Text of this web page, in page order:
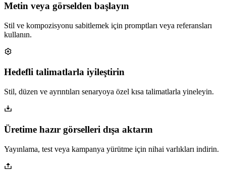
Metin veya görselden başlayın
Stil ve kompozisyonu sabitlemek için promptları veya referansları
kullanın.
Hedefli talimatlarla iyileştirin
Stil, düzen ve ayrıntıları senaryoya özel kısa talimatlarla yineleyin.
Üretime hazır görselleri dışa aktarın
Yayınlama, test veya kampanya yürütme için nihai varlıkları indirin.